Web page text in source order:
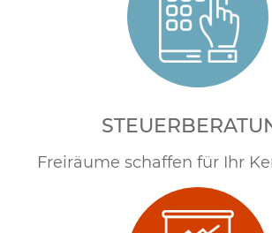
Freiräume schaffen für Ihr